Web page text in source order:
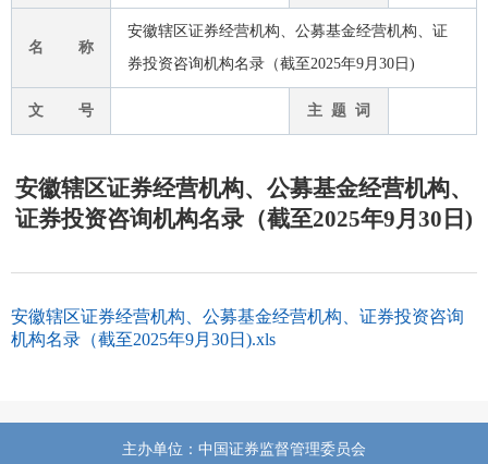
名 称
安徽辖区证券经营机构、公募基金经营机构、证
券投资咨询机构名录（截至2025年9月30日)
文 号 主 题 词
安徽辖区证券经营机构、公募基金经营机构、
证券投资咨询机构名录（截至2025年9月30日)
安徽辖区证券经营机构、公募基金经营机构、证券投资咨询
机构名录（截至2025年9月30日).xls
主办单位：中国证券监督管理委员会